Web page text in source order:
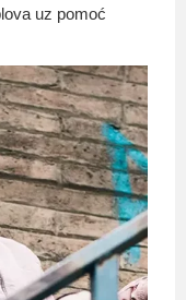
uz pomoć
kupca
i odredbe